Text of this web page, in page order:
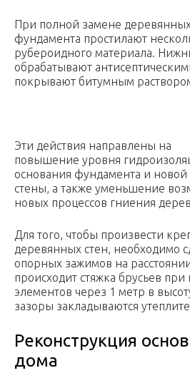
При полной замене
фундамента простилают
рубероидного материала.
обрабатывают
покрывают битумным
Эти действия направлены на
повышение уровня
основания фундамента и новой
стены, а также уменьшение
новых процессов гниения
Для того, чтобы произвести
деревянных стен, необходимо
опорных зажимов на
происходит стяжка брусьев
элементов через 1 метр в
зазоры закладываются
Реконструкция
дома